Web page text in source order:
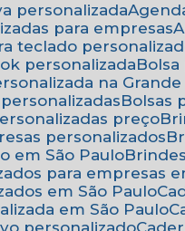
personalizada
para empresas
teclado
personalizada
na
personalizadas
preço
personalizados
em São Paulo
para empresas
em São Paulo
em São Paulo
personalizado